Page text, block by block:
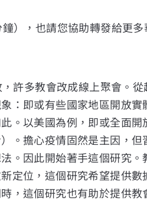
），也請您協助轉發給更
許多教會改成線上聚會。
：即或有些國家地區開放
。以美國為例，即或全面
。擔心疫情固然是主因，
。因此開始著手這個研究
定位，這個研究希望提供
，這個研究也有助於提供